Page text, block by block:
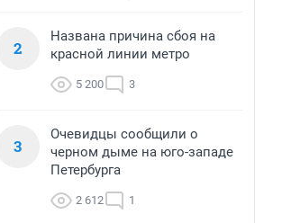
2
Названа причина сбоя на
красной линии метро
5 200 3
3
Очевидцы сообщили о
черном дыме на юго-западе
Петербурга
2 612 1